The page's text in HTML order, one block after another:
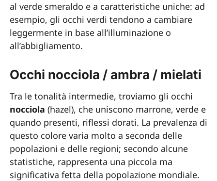
al verde smeraldo e a caratteristiche uniche: ad
esempio, gli occhi verdi tendono a cambiare
leggermente in base all’illuminazione o
all’abbigliamento.
Occhi nocciola / ambra / mielati
Tra le tonalità intermedie, troviamo gli occhi
nocciola (hazel), che uniscono marrone, verde e
quando presenti, riflessi dorati. La prevalenza di
questo colore varia molto a seconda delle
popolazioni e delle regioni; secondo alcune
statistiche, rappresenta una piccola ma
significativa fetta della popolazione mondiale.